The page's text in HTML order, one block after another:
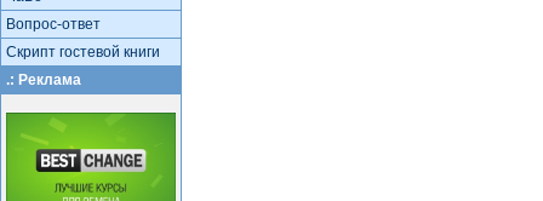
Вопрос-ответ
Скрипт гостевой книги
.: Реклама